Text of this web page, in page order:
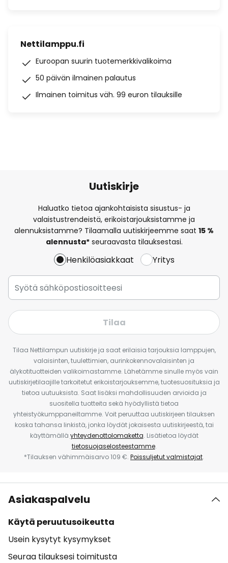
Nettilamppu.fi
Euroopan suurin tuotemerkkivalikoima
50 päivän ilmainen palautus
Ilmainen toimitus väh. 99 euron tilauksille
Uutiskirje
Haluatko tietoa ajankohtaisista sisustus- ja
valaistustrendeistä, erikoistarjouksistamme ja
alennuksistamme? Tilaamalla uutiskirjeemme saat 15 %
alennusta*seuraavasta tilauksestasi.
Henkilöasiakkaat Yritys
Tilaa
Tilaa Nettilampun uutiskirje ja saat erilaisia tarjouksia lamppujen,
valaisinten, tuulettimien, aurinkokennovalaisinten ja
älykotituotteiden valikoimastamme. Lähetämme sinulle myös vain
uutiskirjetilaajille tarkoitetut erikoistarjouksemme, tuotesuosituksia ja
tietoa uutuuksista. Saat lisäksi mahdollisuuden arvioida ja
suositella tuotteita sekä hyödyllistä tietoa
yhteistyökumppaneiltamme. Voit peruuttaa uutiskirjeen tilauksen
koska tahansa linkistä, jonka löydät jokaisesta uutiskirjeestä, tai
käyttämällä yhteydenottolomaketta. Lisätietoa löydät
tietosuojaselosteestamme.
*Tilauksen vähimmäisarvo 109 €. Poissuljetut valmistajat.
Asiakaspalvelu
Käytä peruutusoikeutta
Usein kysytyt kysymykset
Seuraa tilauksesi toimitusta